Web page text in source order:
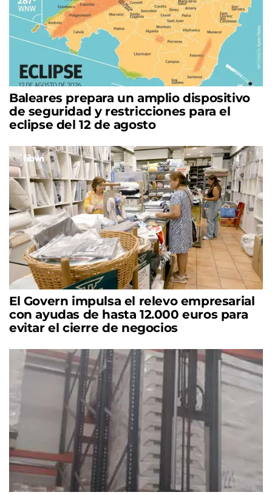
Baleares prepara un amplio dispositivo
de seguridad y restricciones para el
eclipse del 12 de agosto
El Govern impulsa el relevo empresarial
con ayudas de hasta 12.000 euros para
evitar el cierre de negocios